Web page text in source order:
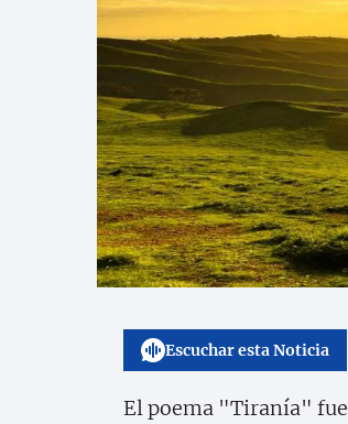
Escuchar esta Noticia
El poema "Tiranía"